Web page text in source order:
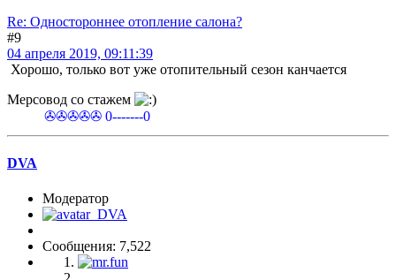
Re: Одностороннее отопление салона?
#9
04 апреля 2019, 09:11:39
Хорошо, только вот уже отопительный сезон канчается
Мерсовод со стажем
✇✇✇✇✇ 0-------0
DVA
Модератор
Сообщения: 7,522